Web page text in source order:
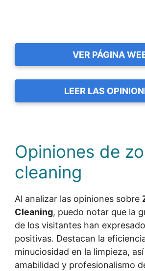
VER PÁGINA
LEER LAS
Opiniones de
cleaning
Al analizar las opiniones sobre
Cleaning, puedo notar que la
de los visitantes han
positivas. Destacan la
minuciosidad en la limpieza,
amabilidad y profesionalismo